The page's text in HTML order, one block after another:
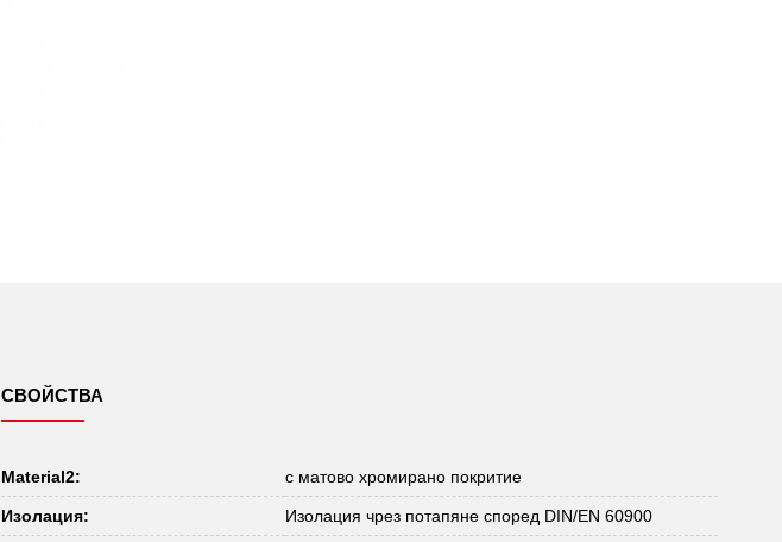
СВОЙСТВА
Material2: с матово хромирано покритие
Изолация: Изолация чрез потапяне според DIN/EN 60900